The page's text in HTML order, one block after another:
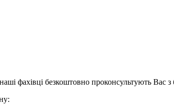
фахівці безкоштовно проконсультують Вас